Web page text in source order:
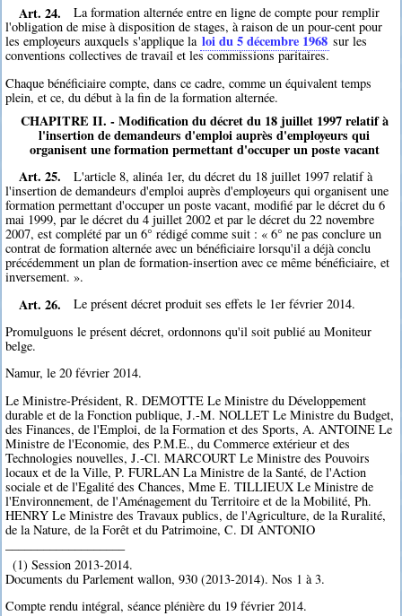
Art. 24.
La formation alternée entre en ligne de compte pour remplir
l'obligation de mise à disposition de stages, à raison de un pour-cent pour
les employeurs auxquels s'applique la loi du 5 décembre 1968 sur les
conventions collectives de travail et les commissions paritaires.
Chaque bénéficiaire compte, dans ce cadre, comme un équivalent temps
plein, et ce, du début à la fin de la formation alternée.
CHAPITRE II. - Modification du décret du 18 juillet 1997 relatif à
l'insertion de demandeurs d'emploi auprès d'employeurs qui
organisent une formation permettant d'occuper un poste vacant
Art. 25.
L'article 8, alinéa 1er, du décret du 18 juillet 1997 relatif à
l'insertion de demandeurs d'emploi auprès d'employeurs qui organisent une
formation permettant d'occuper un poste vacant, modifié par le décret du 6
mai 1999, par le décret du 4 juillet 2002 et par le décret du 22 novembre
2007, est complété par un 6° rédigé comme suit : « 6° ne pas conclure un
contrat de formation alternée avec un bénéficiaire lorsqu'il a déjà conclu
précédemment un plan de formation-insertion avec ce même bénéficiaire, et
inversement. ».
Art. 26.
Le présent décret produit ses effets le 1er février 2014.
Promulguons le présent décret, ordonnons qu'il soit publié au Moniteur
belge.
Namur, le 20 février 2014.
Le Ministre-Président, R. DEMOTTE Le Ministre du Développement
durable et de la Fonction publique, J.-M. NOLLET Le Ministre du Budget,
des Finances, de l'Emploi, de la Formation et des Sports, A. ANTOINE Le
Ministre de l'Economie, des P.M.E., du Commerce extérieur et des
Technologies nouvelles, J.-Cl. MARCOURT Le Ministre des Pouvoirs
locaux et de la Ville, P. FURLAN La Ministre de la Santé, de l'Action
sociale et de l'Egalité des Chances, Mme E. TILLIEUX Le Ministre de
l'Environnement, de l'Aménagement du Territoire et de la Mobilité, Ph.
HENRY Le Ministre des Travaux publics, de l'Agriculture, de la Ruralité,
de la Nature, de la Forêt et du Patrimoine, C. DI ANTONIO
(1) Session 2013-2014.
Documents du Parlement wallon, 930 (2013-2014). Nos 1 à 3.
Compte rendu intégral, séance plénière du 19 février 2014.